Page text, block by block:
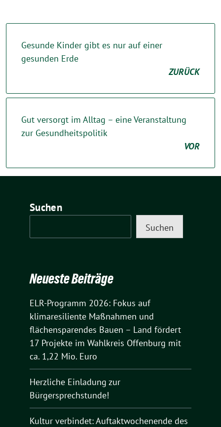
Gesunde Kinder gibt es nur auf einer
gesunden Erde
ZURÜCK
Gut versorgt im Alltag – eine Veranstaltung
zur Gesundheitspolitik
VOR
Suchen
Suchen
Neueste Beiträge
ELR-Programm 2026: Fokus auf
klimaresiliente Maßnahmen und
flächensparendes Bauen – Land fördert
17 Projekte im Wahlkreis Offenburg mit
ca. 1,22 Mio. Euro
Herzliche Einladung zur
Bürgersprechstunde!
Kultur verbindet: Auftaktwochenende des